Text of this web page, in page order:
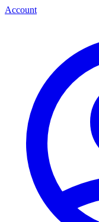
Account